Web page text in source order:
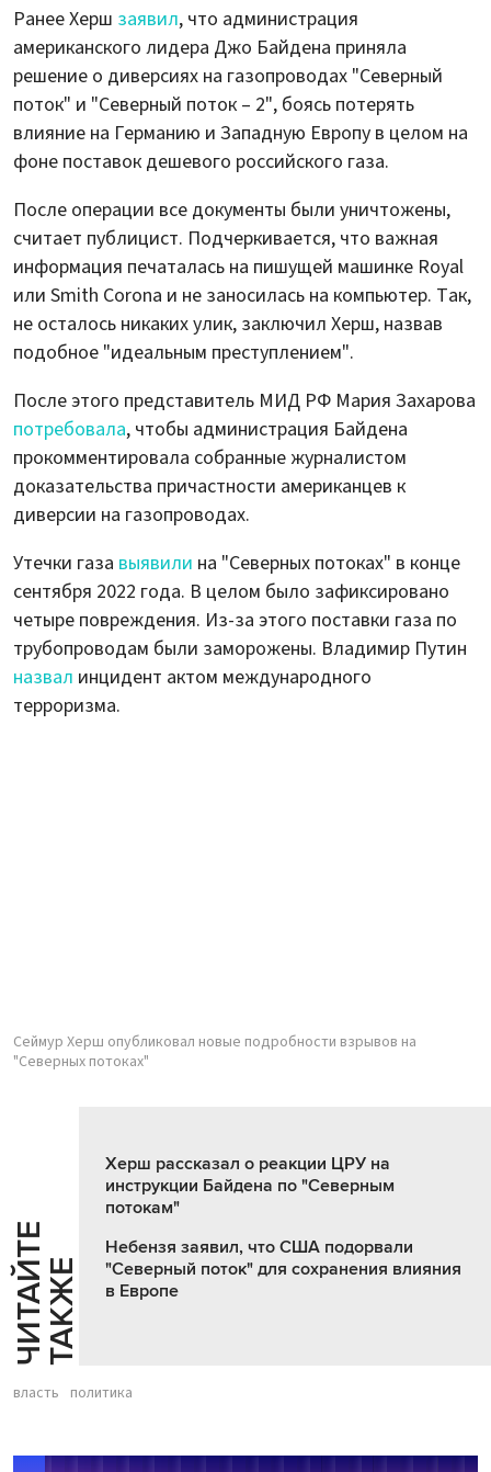
Ранее Херш заявил, что администрация
американского лидера Джо Байдена приняла
решение о диверсиях на газопроводах "Северный
поток" и "Северный поток – 2", боясь потерять
влияние на Германию и Западную Европу в целом на
фоне поставок дешевого российского газа.
После операции все документы были уничтожены,
считает публицист. Подчеркивается, что важная
информация печаталась на пишущей машинке Royal
или Smith Corona и не заносилась на компьютер. Так,
не осталось никаких улик, заключил Херш, назвав
подобное "идеальным преступлением".
После этого представитель МИД РФ Мария Захарова
потребовала, чтобы администрация Байдена
прокомментировала собранные журналистом
доказательства причастности американцев к
диверсии на газопроводах.
Утечки газа выявили на "Северных потоках" в конце
сентября 2022 года. В целом было зафиксировано
четыре повреждения. Из-за этого поставки газа по
трубопроводам были заморожены. Владимир Путин
назвал инцидент актом международного
терроризма.
Сеймур Херш опубликовал новые подробности взрывов на
"Северных потоках"
Ч
И
Т
АЙ
Т
Е
Т
А
К
ЖЕ
Херш рассказал о реакции ЦРУ на
инструкции Байдена по "Северным
потокам"
Небензя заявил, что США подорвали
"Северный поток" для сохранения влияния
в Европе
власть политика